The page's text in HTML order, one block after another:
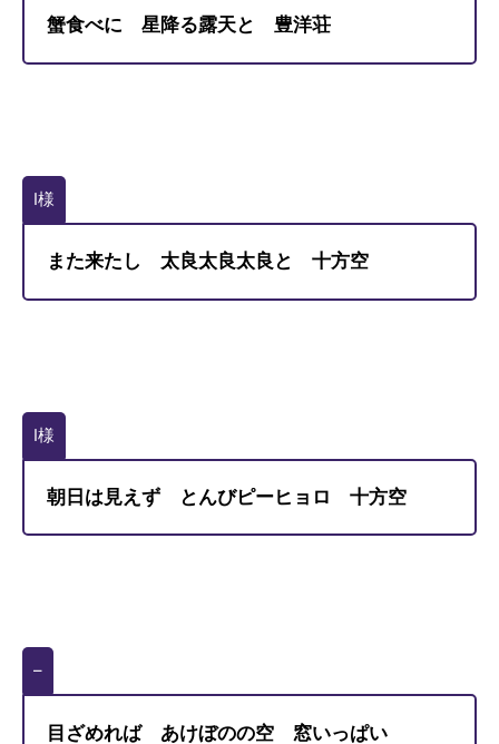
蟹食べに 星降る露天と 豊洋荘
I様
また来たし 太良太良太良と 十方空
I様
朝日は見えず とんびピーヒョロ 十方空
–
目ざめれば あけぼのの空 窓いっぱい